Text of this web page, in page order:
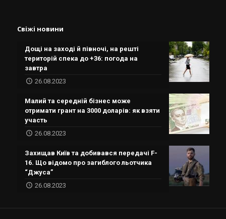
Свіжі новини
Дощі на заході й півночі, на решті
територій спека до +36: погода на
завтра
26.08.2023
Малий та середній бізнес може
отримати грант на 3000 доларів: як взяти
участь
26.08.2023
Захищав Київ та добивався передачі F-
16. Що відомо про загиблого льотчика
“Джуса”
26.08.2023